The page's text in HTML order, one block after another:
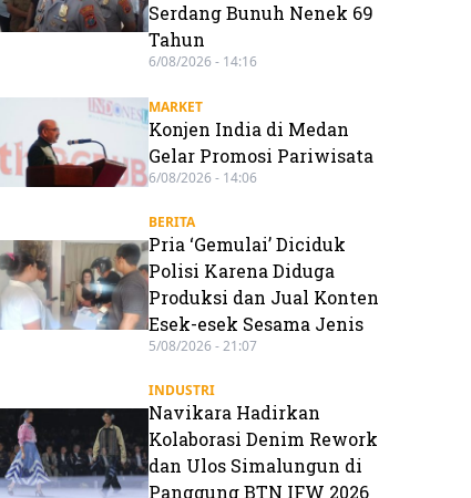
Serdang Bunuh Nenek 69
Tahun
6/08/2026 - 14:16
MARKET
Konjen India di Medan
Gelar Promosi Pariwisata
6/08/2026 - 14:06
BERITA
Pria ‘Gemulai’ Diciduk
Polisi Karena Diduga
Produksi dan Jual Konten
Esek-esek Sesama Jenis
5/08/2026 - 21:07
INDUSTRI
Navikara Hadirkan
Kolaborasi Denim Rework
dan Ulos Simalungun di
Panggung BTN IFW 2026